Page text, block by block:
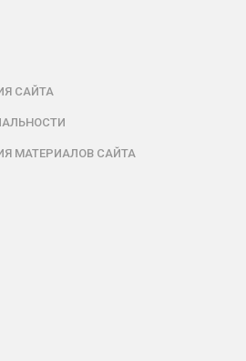
САЙТА
МАТЕРИАЛОВ САЙТА